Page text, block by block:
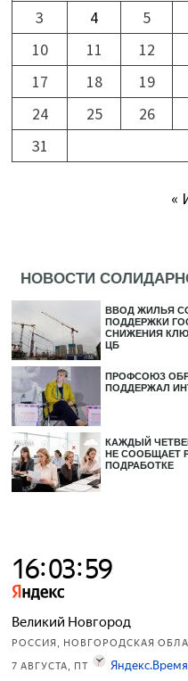
3
4 5
10
11 12
17
18 19
24
25 26
31
«
НОВОСТИ
ВВОД ЖИЛЬЯ
ПОДДЕРЖКИ
СНИЖЕНИЯ
ЦБ
ПРОФСОЮЗ
ПОДДЕРЖАЛ
КАЖДЫЙ
НЕ СООБЩАЕТ
ПОДРАБОТКЕ